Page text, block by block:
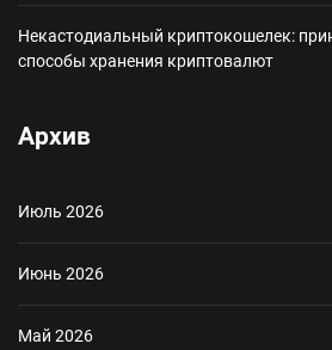
Некастодиальный криптокошелек:
способы хранения криптовалют
Архив
Июль 2026
Июнь 2026
Май 2026